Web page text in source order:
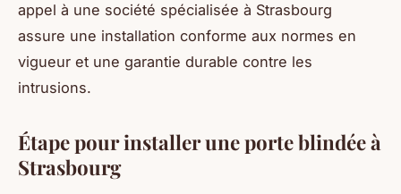
appel à une société spécialisée à Strasbourg
assure une installation conforme aux normes en
vigueur et une garantie durable contre les
intrusions.
Étape pour installer une porte blindée à
Strasbourg